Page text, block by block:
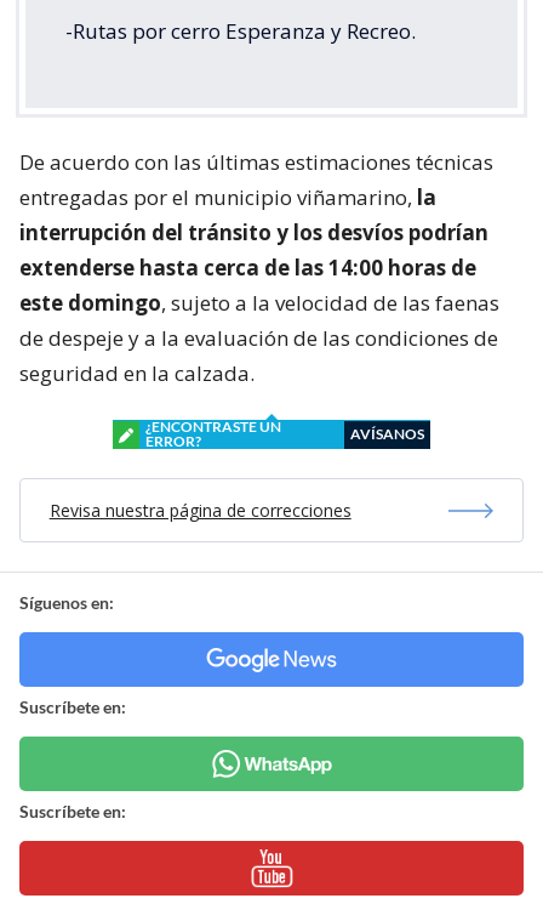
-Rutas por cerro Esperanza y Recreo.
De acuerdo con las últimas estimaciones técnicas
entregadas por el municipio viñamarino, la
interrupción del tránsito y los desvíos podrían
extenderse hasta cerca de las 14:00 horas de
este domingo, sujeto a la velocidad de las faenas
de despeje y a la evaluación de las condiciones de
seguridad en la calzada.
¿ENCONTRASTE UN
ERROR?
AVÍSANOS
Revisa nuestra página de correcciones
Síguenos en:
Suscríbete en:
Suscríbete en: